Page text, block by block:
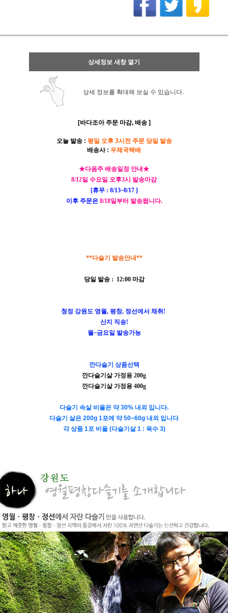
상세정보 새창 열기
상세 정보를 확대해 보실 수 있습니다.
[바다조아 주문 마감, 배송 ]
오늘 발송 : 평일 오후 3시전 주문 당일 발송
배송사 : 우체국택배
★다음주 배송일정 안내★
8/12일 수요일 오후3시 발송마감
[휴무 : 8/13~8/17 ]
이후 주문은8/18일부터 발송됩니다.
**다슬기 발송안내**
당일 발송 : 12:00 마감
청정 강원도 영월, 평창, 정선에서 채취!
산지 직송!
월~금요일 발송가능
깐다슬기 상품선택
깐다슬기살 가정용 200g
깐다슬기살 가정용 400g
다슬기 속살 비율은 약 30% 내외 입니다.
다슬기 살은 200g 1포에 약 50~60g 내외 입니다
각 상품 1포 비율 (다슬기살 1 : 육수 3)